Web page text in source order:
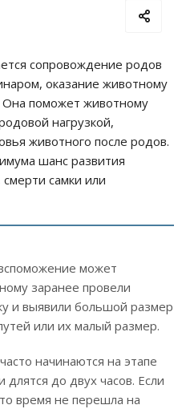
сопровождение родов
оказание животному
поможет животному
нагрузкой,
животного после родов.
шанс развития
самки или
может
заранее провели
и выявили большой размер
или их малый размер.
начинаются на этапе
до двух часов. Если
время не перешла на